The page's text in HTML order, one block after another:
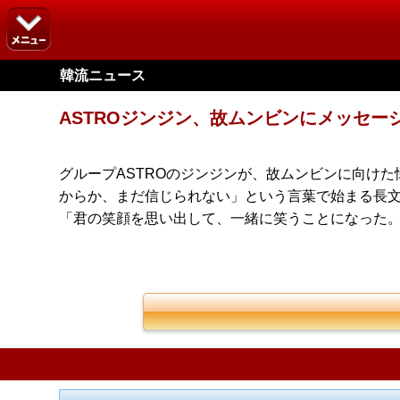
韓流ニュース
ASTROジンジン、故ムンビンにメッセー
グループASTROのジンジンが、故ムンビンに向け
からか、まだ信じられない」という言葉で始まる長
「君の笑顔を思い出して、一緒に笑うことになった